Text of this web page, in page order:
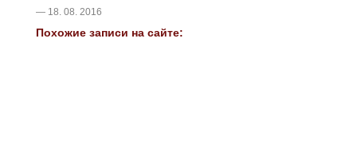
— 18. 08. 2016
Похожие записи на сайте: